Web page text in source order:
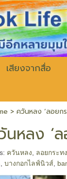
เสียงจากสื่อ
> ควันหลง ‘ลอยก
นหลง ‘
ควันหลง ลอยกระทง
,บางกอกไลฟ์นิวส์